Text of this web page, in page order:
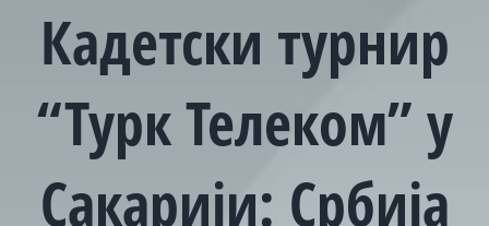
Кадетски турнир
“Турк Телеком” у
Сакарији: Србија